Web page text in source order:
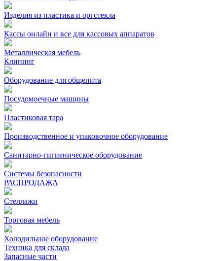
Изделия из пластика и оргстекла
Кассы онлайн и все для кассовых аппаратов
Металлическая мебель
Клининг
Оборудование для общепита
Посудомоечные машины
Пластиковая тара
Производственное и упаковочное оборудование
Санитарно-гигиеническое оборудование
Системы безопасности
РАСПРОДАЖА
Стеллажи
Торговая мебель
Холодильное оборудование
Техника для склада
Запасные части